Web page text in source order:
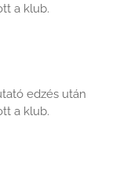
a klub.
edzés után
a klub.